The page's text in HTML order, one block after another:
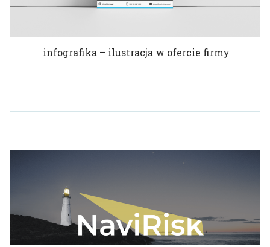
infografika – ilustracja w ofercie firmy